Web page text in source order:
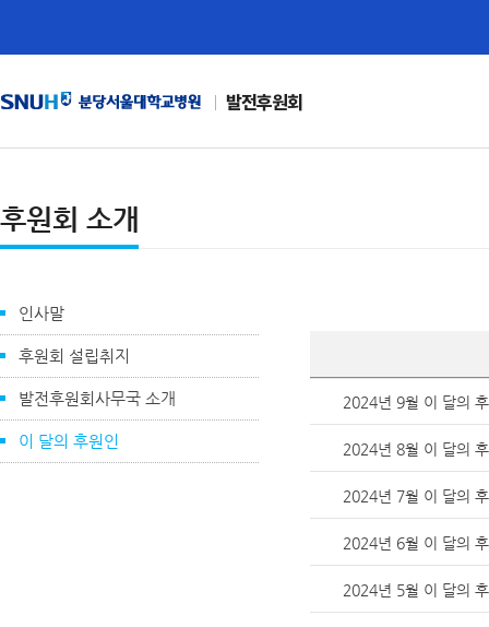
발전후원회
후원회 소개
인사말
후원회 설립취지
발전후원회사무국 소개
이 달의 후원인
2024년 9월 이 달의
2024년 8월 이 달의
2024년 7월 이 달의
2024년 6월 이 달의
2024년 5월 이 달의